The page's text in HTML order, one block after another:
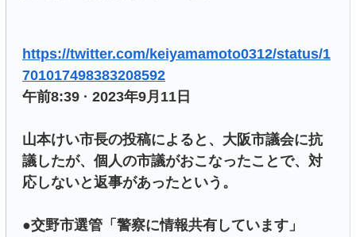
https://twitter.com/keiyamamoto0312/status/1
701017498383208592
午前8:39 · 2023年9月11日
山本けい市長の投稿によると、大阪市議会に抗
議したが、個人の市議がおこなったことで、対
応しないと返事があったという。
●交野市選管「警察に情報共有しています」